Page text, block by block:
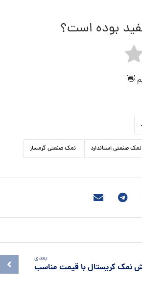
بوده است؟
👋
نمک صنعتی استاندارد نمک صنعتی گرمسار
بعدی
نمک کریستال با قیمت مناسب